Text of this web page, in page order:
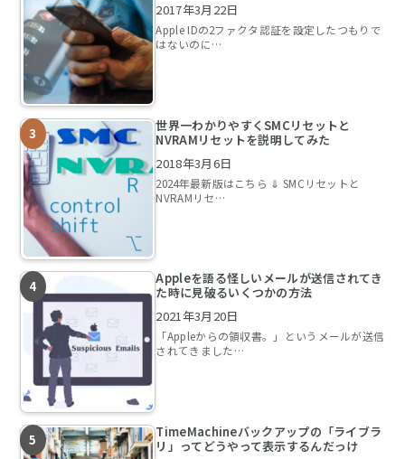
2017年3月22日
Apple IDの2ファクタ認証を設定したつもりで
はないのに…
世界一わかりやすくSMCリセットと
NVRAMリセットを説明してみた
2018年3月6日
2024年最新版はこちら ⇓ SMCリセットと
NVRAMリセ…
Appleを語る怪しいメールが送信されてき
た時に見破るいくつかの方法
2021年3月20日
「Appleからの領収書。」というメールが送信
されてきました…
TimeMachineバックアップの「ライブラ
リ」ってどうやって表示するんだっけ